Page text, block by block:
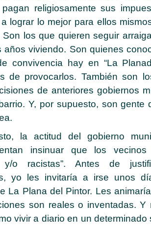
religiosamente sus
lograr lo mejor para ellos
Son los que quieren seguir
años viviendo. Son quienes
convivencia hay en “La
de provocarlos. También son
de anteriores gobiernos
Y, por supuesto, son gente
la actitud del gobierno
insinuar que los
y/o racistas”. Antes de
yo les invitaría a irse unos
La Plana del Pintor. Les
son reales o inventadas. Y
vivir a diario en un determinado